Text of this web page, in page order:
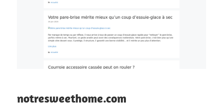
notresweethome.com